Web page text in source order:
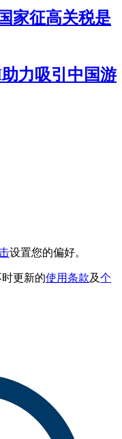
家征高关税是
力吸引中国游
设置您的偏好。
更新的使用条款及个